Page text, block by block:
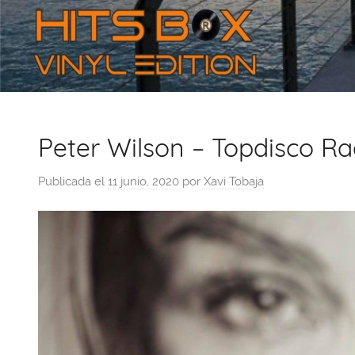
Peter Wilson – Topdisco
Publicada el 11 junio, 2020 por Xavi Tobaja